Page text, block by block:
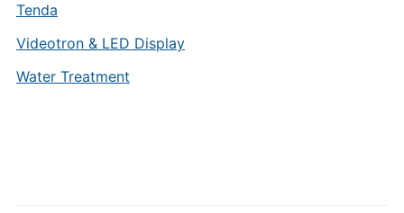
Tenda
Videotron & LED Display
Water Treatment